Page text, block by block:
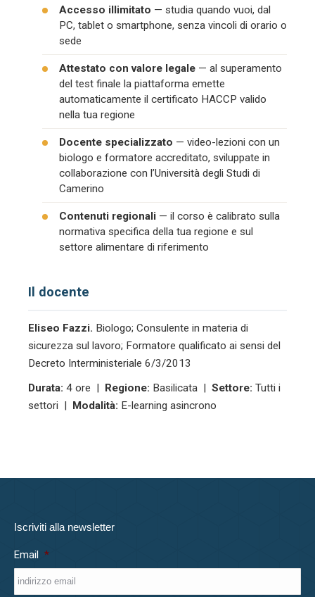
Accesso illimitato — studia quando vuoi, dal
PC, tablet o smartphone, senza vincoli di orario o
sede
Attestato con valore legale — al superamento
del test finale la piattaforma emette
automaticamente il certificato HACCP valido
nella tua regione
Docente specializzato — video-lezioni con un
biologo e formatore accreditato, sviluppate in
collaborazione con l’Università degli Studi di
Camerino
Contenuti regionali — il corso è calibrato sulla
normativa specifica della tua regione e sul
settore alimentare di riferimento
Il docente
Eliseo Fazzi. Biologo; Consulente in materia di
sicurezza sul lavoro; Formatore qualificato ai sensi del
Decreto Interministeriale 6/3/2013
Durata: 4 ore | Regione: Basilicata | Settore: Tutti i
settori | Modalità: E-learning asincrono
Iscriviti alla newsletter
Email *